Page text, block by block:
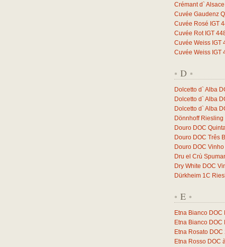
Crémant d`
Cuvée Gaudenz
Cuvée Rosé IGT
Cuvée Rot IGT
Cuvée Weiss IGT
Cuvée Weiss IGT
* D *
Dolcetto d` Alba
Dolcetto d` Alba
Dolcetto d` Alba
Dönnhoff
Douro DOC
Douro DOC Três
Douro DOC
Dru el Crù
Dry White DOC
Dürkheim 1C
* E *
Etna Bianco
Etna Bianco
Etna Rosato DOC
Etna Rosso DOC